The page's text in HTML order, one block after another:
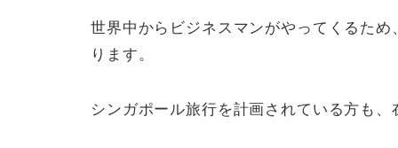
世界中からビジネスマンがやってくるた
ります。
シンガポール旅行を計画されている方も